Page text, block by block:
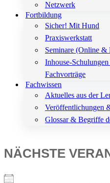
Netzwerk
Fortbildung
Sicher! Mit Hund
Praxiswerkstatt
Seminare (Online &
Inhouse-
Fachvorträge
Fachwissen
Aktuelles aus der
Veröffentlichungen
Glossar & Begriffe
NÄCHSTE